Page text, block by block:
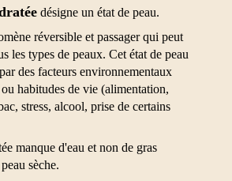
désigne un état de peau.
réversible et passager qui peut
les types de peaux. Cet état de peau
des facteurs environnementaux
habitudes de vie (alimentation,
stress, alcool, prise de certains
manque d'eau et non de gras
sèche.